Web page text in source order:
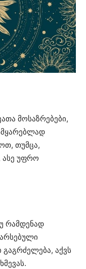
მოსაზრებები,
თუმცა,
ასე უფრო
რამდენად
აქვს